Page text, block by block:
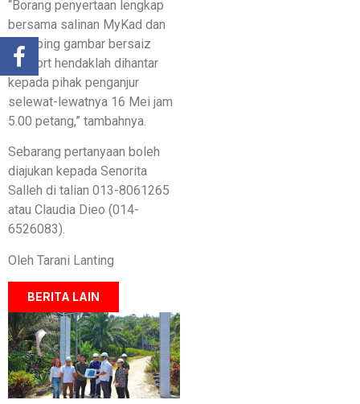
“Borang penyertaan lengkap
bersama salinan MyKad dan
sekeping gambar bersaiz
pasport hendaklah dihantar
kepada pihak penganjur
selewat-lewatnya 16 Mei jam
5.00 petang,” tambahnya.
Sebarang pertanyaan boleh
diajukan kepada Senorita
Salleh di talian 013-8061265
atau Claudia Dieo (014-
6526083).
Oleh Tarani Lanting
BERITA LAIN